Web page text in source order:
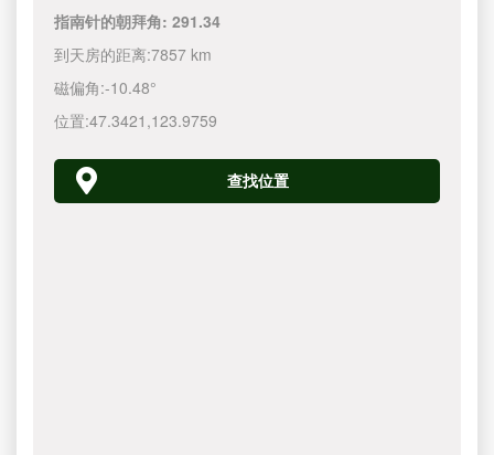
指南针的朝拜角:291.34
到天房的距离:7857 km
磁偏角:-10.48°
位置:47.3421 ,123.9760
查找位置